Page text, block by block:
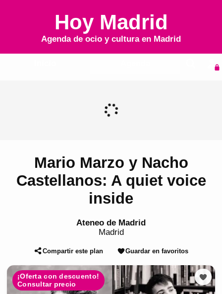
Hoy Madrid
Agenda de ocio y cultura en Madrid
Mario Marzo y Nacho
Castellanos: A quiet voice
inside
Ateneo de Madrid
Madrid
Compartir este plan Guardar en favoritos
¡Oferta con descuento!
Consultar precio